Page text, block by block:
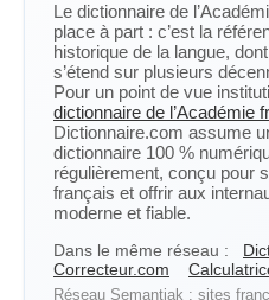
Le dictionnaire de
place à part : c’est la
historique de la langue,
s’étend sur plusieurs
Pour un point de vue
dictionnaire de l’Académie
Dictionnaire.com assume
dictionnaire 100 %
régulièrement, conçu pour
français et offrir aux
moderne et fiable.
Dans le même réseau :
Correcteur.com
Réseau Semantiak : sites